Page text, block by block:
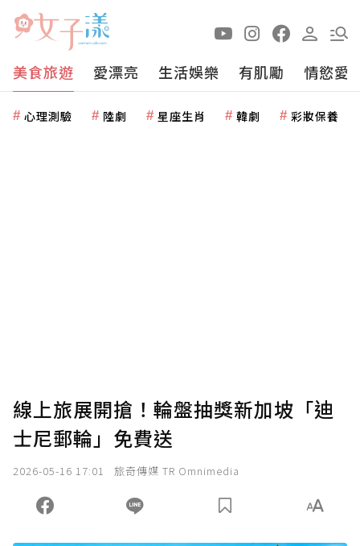
美食旅遊 愛漂亮 生活娛樂 有肌勵 情慾愛
心理測驗 陸劇 星座生肖 韓劇 彩妝保養
線上旅展開搶！輪盤抽獎新加坡「迪
士尼郵輪」免費送
2026-05-16 17:01 旅奇傳媒 TR Omnimedia